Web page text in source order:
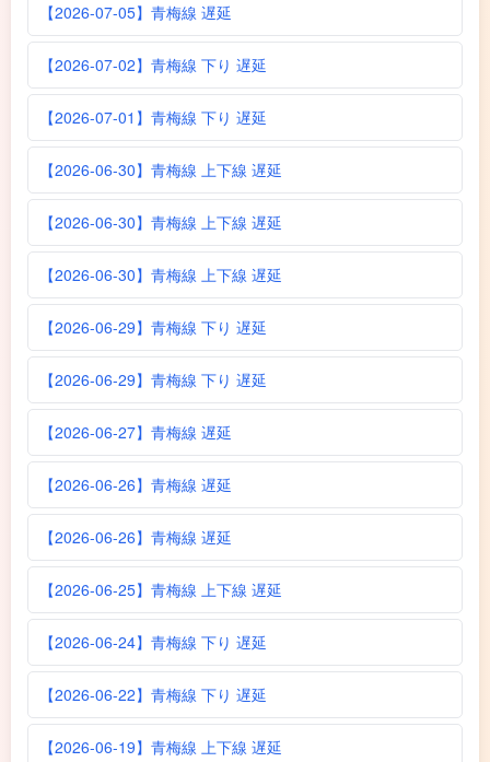
【2026-07-05】青梅線 遅延
【2026-07-02】青梅線 下り 遅延
【2026-07-01】青梅線 下り 遅延
【2026-06-30】青梅線 上下線 遅延
【2026-06-30】青梅線 上下線 遅延
【2026-06-30】青梅線 上下線 遅延
【2026-06-29】青梅線 下り 遅延
【2026-06-29】青梅線 下り 遅延
【2026-06-27】青梅線 遅延
【2026-06-26】青梅線 遅延
【2026-06-26】青梅線 遅延
【2026-06-25】青梅線 上下線 遅延
【2026-06-24】青梅線 下り 遅延
【2026-06-22】青梅線 下り 遅延
【2026-06-19】青梅線 上下線 遅延